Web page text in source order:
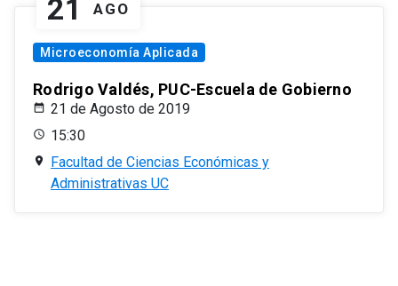
21 AGO
Microeconomía Aplicada
Rodrigo Valdés, PUC-Escuela de Gobierno
21 de Agosto de 2019
15:30
Facultad de Ciencias Económicas y
Administrativas UC